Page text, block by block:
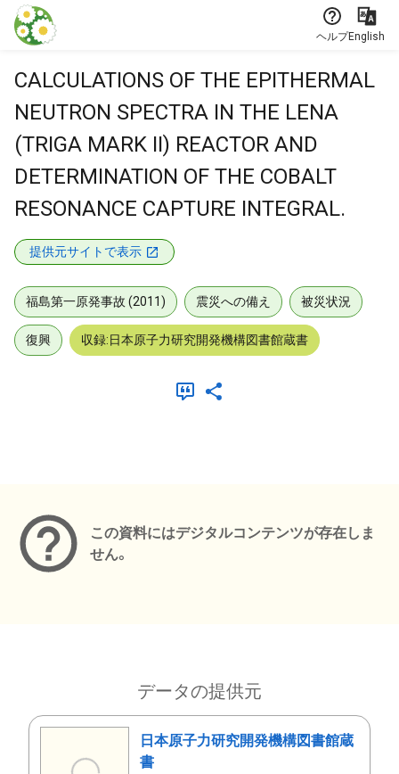
本文に飛ぶ
ヘルプEnglish
CALCULATIONS OF THE EPITHERMAL
NEUTRON SPECTRA IN THE LENA
(TRIGA MARK II) REACTOR AND
DETERMINATION OF THE COBALT
RESONANCE CAPTURE INTEGRAL.
提供元サイトで表示
福島第一原発事故 (2011) 震災への備え 被災状況
復興 収録:日本原子力研究開発機構図書館蔵書
この資料にはデジタルコンテンツが存在しま
せん。
データの提供元
日本原子力研究開発機構図書館蔵
書